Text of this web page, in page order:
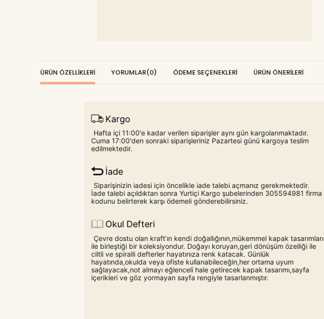
ÜRÜN ÖZELLIKLERI YORUMLAR(0) ÖDEME SEÇENEKLERI ÜRÜN ÖNERILERI
Kargo
Hafta içi 11:00'e kadar verilen siparişler aynı gün kargolanmaktadır.
Cuma 17:00'den sonraki siparişleriniz Pazartesi günü kargoya teslim
edilmektedir.
İade
Siparişinizin iadesi için öncelikle iade talebi açmanız gerekmektedir.
İade talebi açıldıktan sonra Yurtiçi Kargo şubelerinden 305594981 firma
kodunu belirterek karşı ödemeli gönderebilirsiniz.
Okul Defteri
Çevre dostu olan kraft’ın kendi doğallığının,mükemmel kapak tasarımları
ile birleştiği bir koleksiyondur. Doğayı koruyan,geri dönüşüm özelliği ile
ciltli ve spiralli defterler hayatınıza renk katacak. Günlük
hayatında,okulda veya ofiste kullanabileceğin,her ortama uyum
sağlayacak,not almayı eğlenceli hale getirecek kapak tasarımı,sayfa
içerikleri ve göz yormayan sayfa rengiyle tasarlanmıştır.